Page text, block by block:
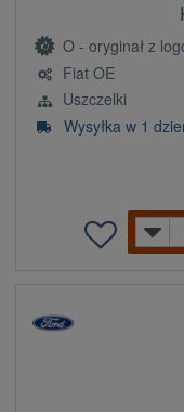
O - oryginał z
Fiat OE
Uszczelki
Wysyłka w 1